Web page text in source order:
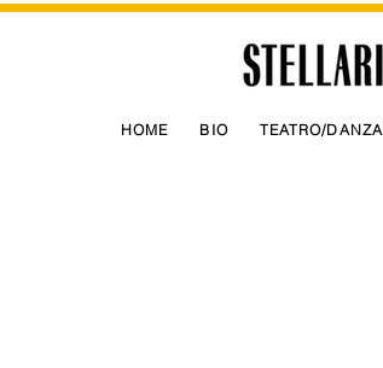
HOME BIO TEATRO/DANZA